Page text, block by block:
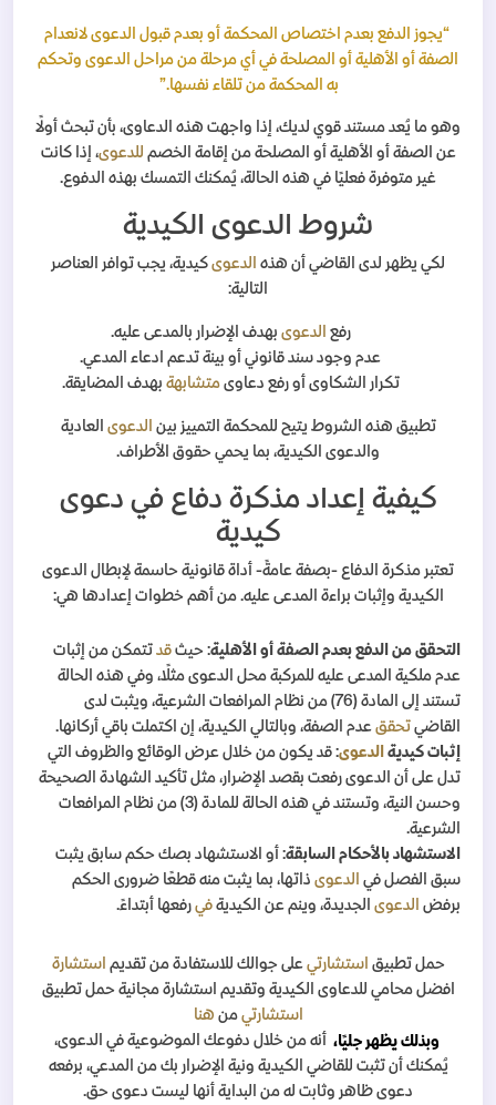
“يجوز الدفع بعدم اختصاص المحكمة أو بعدم قبول الدعوى لانعدام
الصفة أو الأهلية أو المصلحة في أي مرحلة من مراحل الدعوى وتحكم
به المحكمة من تلقاء نفسها.”
وهو ما يُعد مستند قوي لديك، إذا واجهت هذه الدعاوى، بأن تبحث أولًا
عن الصفة أو الأهلية أو المصلحة من إقامة الخصم للدعوى، إذا كانت
غير متوفرة فعليًا في هذه الحالة، يُمكنك التمسك بهذه الدفوع.
شروط الدعوى الكيدية
لكي يظهر لدى القاضي أن هذه الدعوى كيدية، يجب توافر العناصر
التالية:
رفع الدعوى بهدف الإضرار بالمدعى عليه.
عدم وجود سند قانوني أو بينة تدعم ادعاء المدعي.
تكرار الشكاوى أو رفع دعاوىمتشابهة بهدف المضايقة.
تطبيق هذه الشروط يتيح للمحكمة التمييز بين الدعوى العادية
والدعوى الكيدية، بما يحمي حقوق الأطراف.
كيفية إعداد مذكرة دفاع في دعوى
كيدية
تعتبر مذكرة الدفاع -بصفة عامةً- أداة قانونية حاسمة لإبطال الدعوى
الكيدية وإثبات براءة المدعى عليه. من أهم خطوات إعدادها هي:
التحقق من الدفع بعدم الصفة أو الأهلية: حيث قد تتمكن من إثبات
عدم ملكية المدعى عليه للمركبة محل الدعوى مثلًا، وفي هذه الحالة
تستند إلى المادة (76) من نظام المرافعات الشرعية، ويثبت لدى
القاضي تحقق عدم الصفة، وبالتالي الكيدية، إن اكتملت باقي أركانها.
إثبات كيدية الدعوى: قد يكون من خلال عرض الوقائع والظروف التي
تدل على أن الدعوى رفعت بقصد الإضرار، مثل تأكيد الشهادة الصحيحة
وحسن النية، وتستند في هذه الحالة للمادة (3) من نظام المرافعات
الشرعية.
الاستشهاد بالأحكام السابقة: أو الاستشهاد بصك حكم سابق يثبت
سبق الفصل في الدعوى ذاتها، بما يثبت منه قطعًا ضرورى الحكم
برفض الدعوى الجديدة، وينم عن الكيدية في رفعها أبتداءً.
حمل تطبيق استشارتيعلى جوالك للاستفادة من تقديم استشارة
افضل محامي للدعاوى الكيدية وتقديم استشارة مجانية حمل تطبيق
استشارتيمن هنا
وبذلك يظهر جليًا،
أنه من خلال دفوعك الموضوعية في الدعوى،
يُمكنك أن تثبت للقاضي الكيدية ونية الإضرار بك من المدعي، برفعه
دعوى ظاهر وثابت له من البداية أنها ليست دعوى حق.